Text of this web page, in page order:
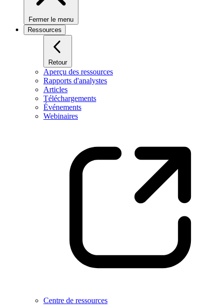
Fermer le menu
Ressources
Retour
Aperçu des ressources
Rapports d'analystes
Articles
Téléchargements
Événements
Webinaires
Centre de ressources